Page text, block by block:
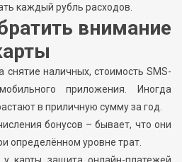
каждый рубль расходов.
внимание
снятие наличных, стоимость SMS-
приложения. Иногда
в приличную сумму за год.
бонусов – бывает, что они
определённом уровне трат.
у карты защита онлайн-платежей